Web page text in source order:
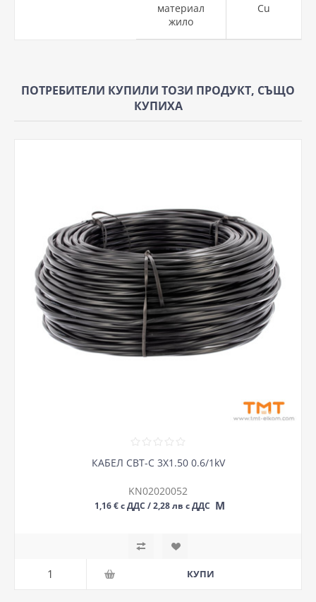
материал
жило
Cu
ПОТРЕБИТЕЛИ КУПИЛИ ТОЗИ ПРОДУКТ, СЪЩО
КУПИХА
КАБЕЛ СВТ-С 3Х1.50 0.6/1kV
KN02020052
1,16 € с ДДС / 2,28 лв с ДДС М